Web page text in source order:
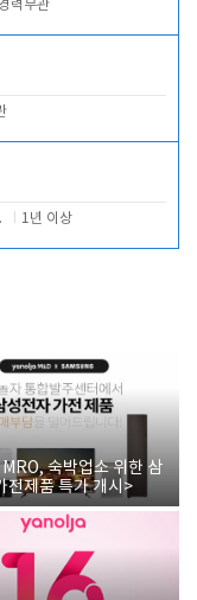
경력무관
무 1년 이상
숙박업소 위한 삼
전제품 특가 개시>